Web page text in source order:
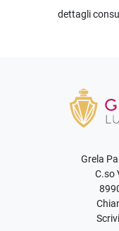
dettagli
Grela
C.so